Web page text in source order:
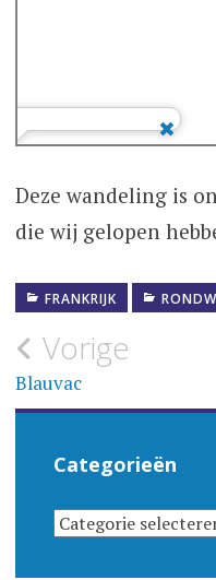
Deze wandeling is
die wij gelopen
FRANKRIJK
Bericht
navigatie
Vorige
Blauvac
Categorieën
CATEGORIEËN